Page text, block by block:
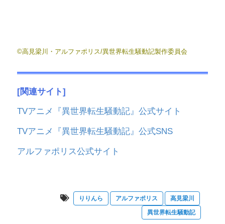
©高見梁川・アルファポリス/異世界転生騒動記製作委員会
[関連サイト]
TVアニメ『異世界転生騒動記』公式サイト
TVアニメ『異世界転生騒動記』公式SNS
アルファポリス公式サイト
りりんら アルファポリス
高見梁川
異世界転生騒動記